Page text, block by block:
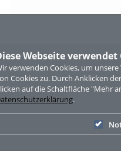
Webseite verwendet
verwenden Cookies, um
Cookies zu. Durch Anklicken
auf die Schaltfläche "Mehr
.